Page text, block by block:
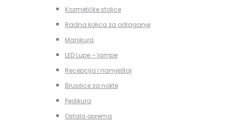
Kozmetičke stolice
Radna kolica za odlaganje
Manikura
LED Lupe – lampe
Recepcija i namještaj
Brusilice za nokte
Pedikura
Ostala oprema